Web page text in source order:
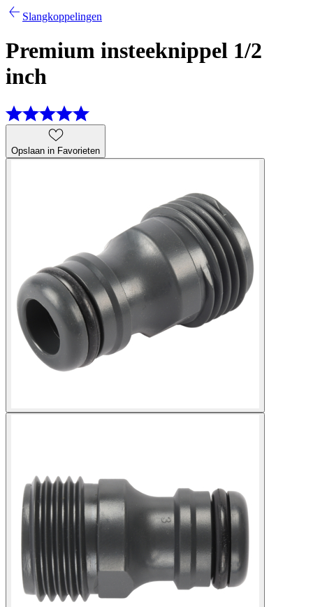
Slangkoppelingen
Premium insteeknippel 1/2
inch
Opslaan in Favorieten